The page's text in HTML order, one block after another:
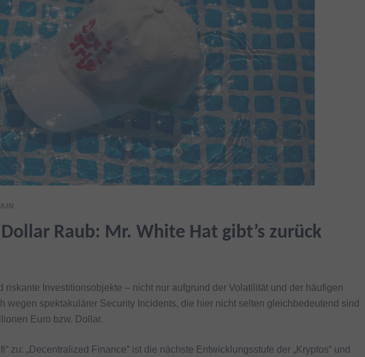
Raub: Mr. White Hat gibt’s zurück
riskante Investitionsobjekte – nicht nur aufgrund der Volatilität und der häufigen
wegen spektakulärer Security Incidents, die hier nicht selten gleichbedeutend sind
Euro bzw. Dollar.
zu: „Decentralized Finance“ ist die nächste Entwicklungsstufe der „Kryptos“ und